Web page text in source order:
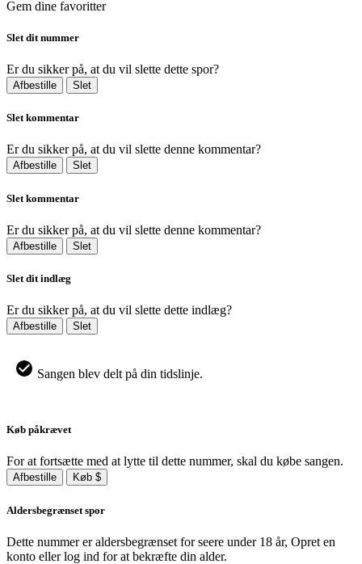
Gem dine favoritter
Slet dit nummer
Er du sikker på, at du vil slette dette spor?
Afbestille Slet
Slet kommentar
Er du sikker på, at du vil slette denne kommentar?
Afbestille Slet
Slet kommentar
Er du sikker på, at du vil slette denne kommentar?
Afbestille Slet
Slet dit indlæg
Er du sikker på, at du vil slette dette indlæg?
Afbestille Slet
Sangen blev delt på din tidslinje.
Køb påkrævet
For at fortsætte med at lytte til dette nummer, skal du købe sangen.
Afbestille Køb $
Aldersbegrænset spor
Dette nummer er aldersbegrænset for seere under 18 år, Opret en
konto eller log ind for at bekræfte din alder.